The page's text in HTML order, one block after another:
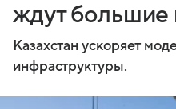
ждут большие
Казахстан ускоряет
инфраструктуры.